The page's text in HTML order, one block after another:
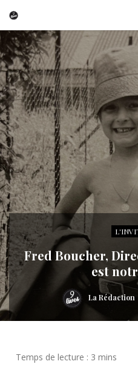
Fred Boucher,
est
La Rédaction